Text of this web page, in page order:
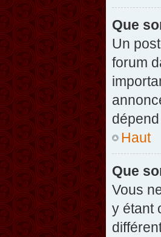
Que
Un
forum
Haut
Que
Vous
y étant